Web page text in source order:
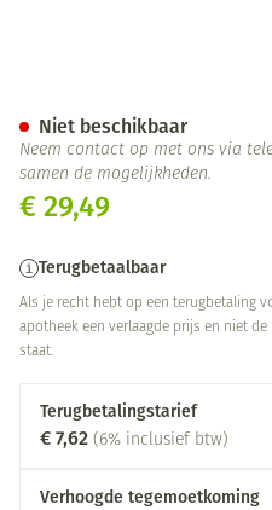
€ 29,49
Terugbetaalbaar
Als je recht hebt op een terugbetaling
apotheek een verlaagde prijs en niet
staat.
Terugbetalingstarief
€ 7,62 (6% inclusief btw)
Verhoogde tegemoetkoming
Niet beschikbaar
Neem contact op met ons via
samen de mogelijkheden.